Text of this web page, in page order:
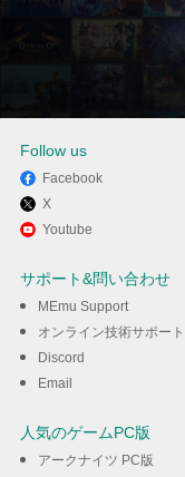
MEmuを
and
Follow us
Facebook
X
Youtube
サポート&問い合わせ
MEmu Support
オンライン技術サポート
Discord
Email
人気のゲームPC版
アークナイツ PC版